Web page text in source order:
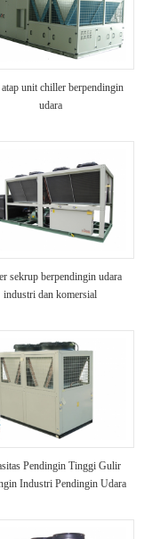
atap unit chiller berpendingin
udara
sekrup berpendingin udara
industri dan komersial
Pendingin Tinggi Gulir
Industri Pendingin Udara